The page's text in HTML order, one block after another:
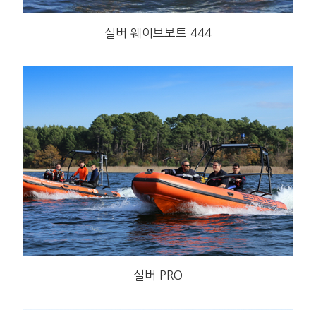
실버 웨이브보트 444
실버 PRO